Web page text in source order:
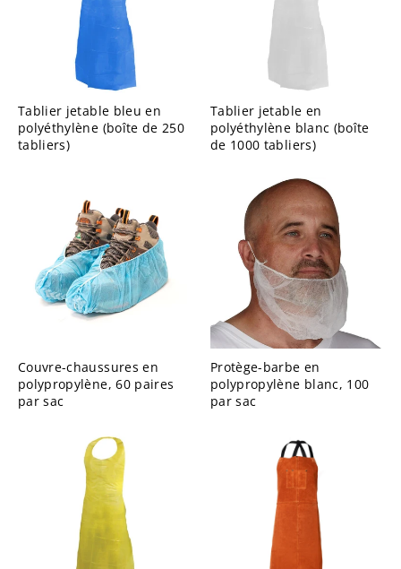
Tablier jetable bleu en
polyéthylène (boîte de 250
tabliers)
Tablier jetable en
polyéthylène blanc (boîte
de 1000 tabliers)
Couvre-chaussures en
polypropylène, 60 paires
par sac
Protège-barbe en
polypropylène blanc, 100
par sac